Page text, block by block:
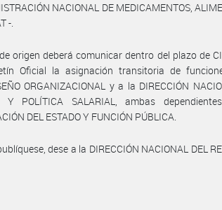
NACIONAL DE MEDICAMENTOS,
-.
origen deberá comunicar dentro del plazo de
Oficial la asignación transitoria de
ORGANIZACIONAL y a la DIRECCIÓN
Y POLÍTICA SALARIAL, ambas
DEL ESTADO Y FUNCIÓN PÚBLICA.
dese a la DIRECCIÓN NACIONAL DEL